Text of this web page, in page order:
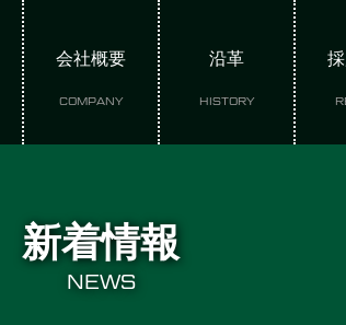
会社概要
COMPANY
沿革
HISTORY
新着情報
NEWS